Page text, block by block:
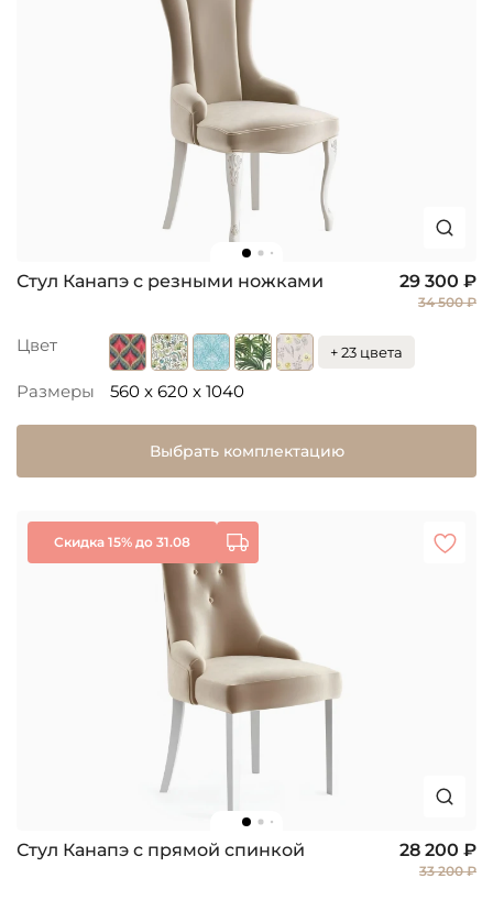
Стул Канапэ с резными ножками 29 300 ₽
34 500 ₽
Цвет + 23 цвета
Размеры 560 x 620 x 1040
Выбрать комплектацию
Скидка 15% до 31.08
Стул Канапэ с прямой спинкой 28 200 ₽
33 200 ₽